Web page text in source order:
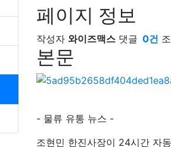
페이지 정보
작성자 와이즈맥스 댓글 0건
본문
- 물류 유통 뉴스 -
조현민 한진사장이 24시간 자